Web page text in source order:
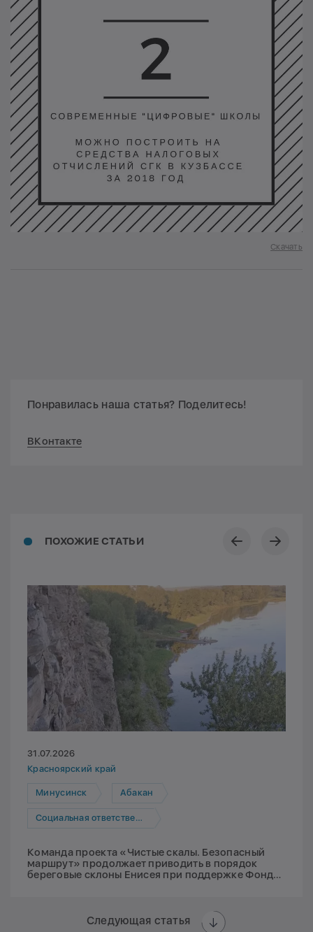
Скачать
Понравилась наша статья? Поделитесь!
ВКонтакте
ПОХОЖИЕ СТАТЬИ
31.07.2026
Красноярский край
Минусинск Абакан
Социальная ответственность
Команда проекта «Чистые скалы. Безопасный
маршрут» продолжает приводить в порядок
береговые склоны Енисея при поддержке Фонда
Следующая статья